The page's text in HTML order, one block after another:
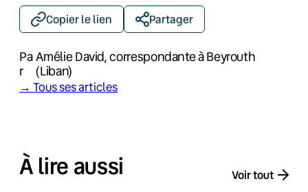
Copier le lien Partager
Pa
r
Amélie David, correspondante à Beyrouth
(Liban)
→ Tous ses articles
À lire aussi Voir tout